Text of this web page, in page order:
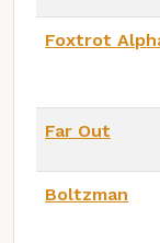
Foxtrot
Far Out
Boltzman